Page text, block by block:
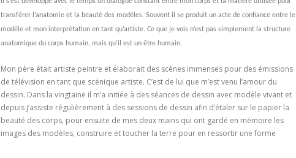
transférer l’anatomie et la beauté des modèles. Souvent il se produit un acte de confiance entre le
modèle et mon interprétation en tant qu’artiste. Ce que je vois n’est pas simplement la structure
anatomique du corps humain, mais qu’il est un être humain.
Mon père était artiste peintre et élaborait des scènes immenses pour des émissions
de télévision en tant que scénique artiste. C’est de lui que m’est venu l’amour du
dessin. Dans la vingtaine il m’a initiée à des séances de dessin avec modèle vivant et
depuis j’assiste régulièrement à des sessions de dessin afin d’étaler sur le papier la
beauté des corps, pour ensuite de mes deux mains qui ont gardé en mémoire les
images des modèles, construire et toucher la terre pour en ressortir une forme